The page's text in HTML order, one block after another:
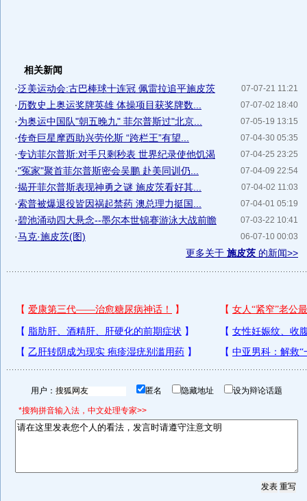
相关新闻
07-07-21 11:21
·泛美运动会:古巴棒球十连冠 佩雷拉追平施皮茨
07-07-02 18:40
· 历数史上奥运奖牌英雄 体操项目获奖牌数...
07-05-19 13:15
·为奥运中国队"朝五晚九" 菲尔普斯过"北京...
07-04-30 05:35
·传奇巨星摩西助兴劳伦斯 “跨栏王”有望...
07-04-25 23:25
·专访菲尔普斯:对手只剩秒表 世界纪录使他饥渴
07-04-09 22:54
·"冤家"聚首菲尔普斯密会吴鹏 赴美同训仍...
07-04-02 11:03
·揭开菲尔普斯表现神勇之谜 施皮茨看好其...
07-04-01 05:19
·索普被爆退役皆因祸起禁药 澳总理力挺国...
07-03-22 10:41
·碧池涌动四大悬念--墨尔本世锦赛游泳大战前瞻
06-07-10 00:03
·马克·施皮茨(图)
更多关于 施皮茨 的新闻>>
用户： 匿名 隐藏地址 设为辩论话题
*搜狗拼音输入法，中文处理专家>>